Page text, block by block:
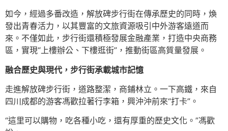
如今，經過多番改造，解放碑步行街在傳承歷史的同時，煥
發出青春活力，以其豐富的文旅資源吸引中外游客遠道而
來。不僅如此，步行街還積極發展金融產業，打造中央商務
區，實現“上樓辦公、下樓逛街”，推動街區高質量發展。
融合歷史與現代，步行街承載城市記憶
走進解放碑步行街，道路整潔，商鋪林立。一下高鐵，來自
四川成都的游客馮歡拉著行李箱，興沖沖前來“打卡”。
“這里可以購物，吃各種小吃，還有厚重的歷史文化。”馮歡